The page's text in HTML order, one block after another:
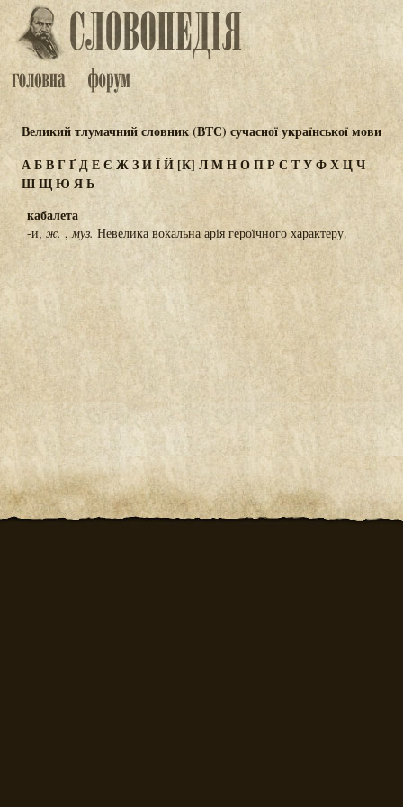
Великий тлумачний словник (ВТС) сучасної української мови
АБВГҐДЕЄ ЖЗИЇЙ [К] ЛМНОПР СТУФХЦЧ
ШЩЮЯЬ
кабалета
-и, ж. ,муз. Невелика вокальна арія героїчного характеру.